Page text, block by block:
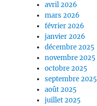
avril 2026
mars 2026
février 2026
janvier 2026
décembre 2025
novembre 2025
octobre 2025
septembre 2025
août 2025
juillet 2025